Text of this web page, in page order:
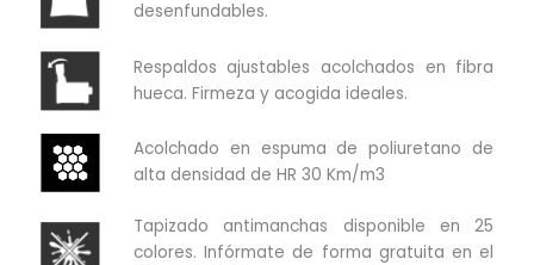
desenfundables.
Respaldos ajustables acolchados en fibra
hueca. Firmeza y acogida ideales.
Acolchado en espuma de poliuretano de
alta densidad de HR 30 Km/m3
Tapizado antimanchas disponible en 25
colores. Infórmate de forma gratuita en el